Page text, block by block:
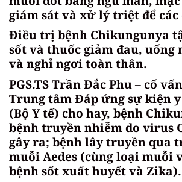
giám sát và xử lý triệt để các
Điều trị bệnh Chikungunya
sốt và thuốc giảm đau, uống
và nghỉ ngơi toàn thân.
PGS.TS Trần Đắc Phu – cố
Trung tâm Đáp ứng sự kiện y
(Bộ Y tế) cho hay, bệnh
bệnh truyền nhiễm do virus
gây ra; bệnh lây truyền qua
muỗi Aedes (cùng loại muỗi
bệnh sốt xuất huyết và Zika).